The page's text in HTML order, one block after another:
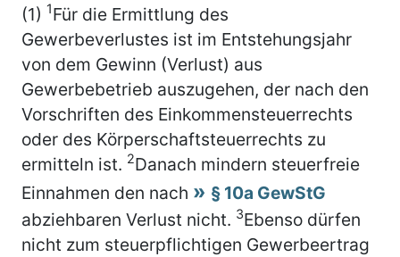
(1) 1Für die Ermittlung des
Gewerbeverlustes ist im Entstehungsjahr
von dem Gewinn (Verlust) aus
Gewerbebetrieb auszugehen, der nach den
Vorschriften des Einkommensteuerrechts
oder des Körperschaftsteuerrechts zu
ermitteln ist. 2Danach mindern steuerfreie
Einnahmen den nach
§ 10a GewStG
abziehbaren Verlust nicht. 3Ebenso dürfen
nicht zum steuerpflichtigen Gewerbeertrag